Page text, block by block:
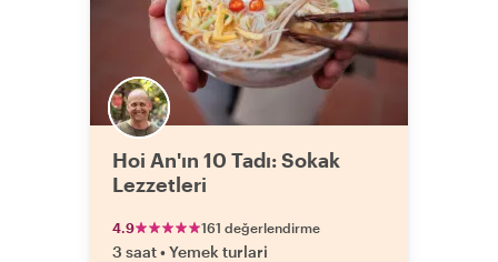
Hoi An'ın 10 Tadı: Sokak
Lezzetleri
4.9 161 değerlendirme
3 saat•Yemek turlari